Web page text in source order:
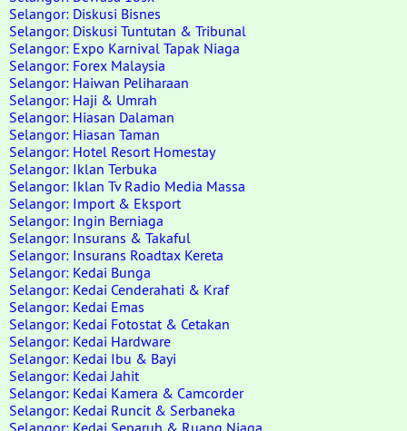
Selangor: Diskusi Bisnes
Selangor: Diskusi Tuntutan & Tribunal
Selangor: Expo Karnival Tapak Niaga
Selangor: Forex Malaysia
Selangor: Haiwan Peliharaan
Selangor: Haji & Umrah
Selangor: Hiasan Dalaman
Selangor: Hiasan Taman
Selangor: Hotel Resort Homestay
Selangor: Iklan Terbuka
Selangor: Iklan Tv Radio Media Massa
Selangor: Import & Eksport
Selangor: Ingin Berniaga
Selangor: Insurans & Takaful
Selangor: Insurans Roadtax Kereta
Selangor: Kedai Bunga
Selangor: Kedai Cenderahati & Kraf
Selangor: Kedai Emas
Selangor: Kedai Fotostat & Cetakan
Selangor: Kedai Hardware
Selangor: Kedai Ibu & Bayi
Selangor: Kedai Jahit
Selangor: Kedai Kamera & Camcorder
Selangor: Kedai Runcit & Serbaneka
Selangor: Kedai Separuh & Ruang Niaga